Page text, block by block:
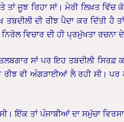
ਤਾਂ ਜੂਝ ਰਿਹਾ ਸਾਂ। ਮੇਰੀ ਲਿਖ਼ਤ
ਦੀ ਰੀਝ ਪੈਦਾ ਕਰ ਦਿੱਤੀ ਹੈ
ਵਿਚਾਰ ਦੀ ਹੀ ਪ੍ਰਮੁੱਖਤਾ ਰਚਨਾ
ਸਾਂ ਪਰ ਇਹ ਤਬਦੀਲੀ
ਵੀ ਅੰਗੜਾਈਆਂ ਲੈ ਰਹੀ ਸੀ। ਪਰ
ਇੱਕ ਤਾਂ ਪੰਜਾਬੀਆਂ ਦਾ ਸਮੁੱਚਾ